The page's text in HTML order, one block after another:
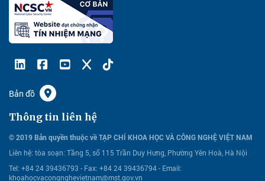
Bản đồ
Thông tin liên hệ
© 2019 Bản quyền thuộc về TẠP CHÍ KHOA HỌC VÀ CÔNG NGHỆ VIỆT NAM
Liên hệ: tòa soạn: Tầng 5, số 115 Trần Duy Hưng, Phường Yên Hoà, Hà Nội
Tel: +84 24 39436793 - Fax: +84 24 39436794 - Email:
khoahocvacongnghevietnam@mst.gov.vn